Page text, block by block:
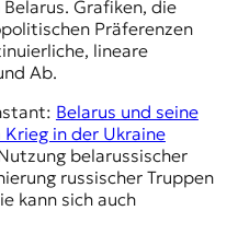
Grafiken, die
Präferenzen
lineare
Ab.
Belarus und seine
in der Ukraine
belarussischer
russischer Truppen
kann sich auch